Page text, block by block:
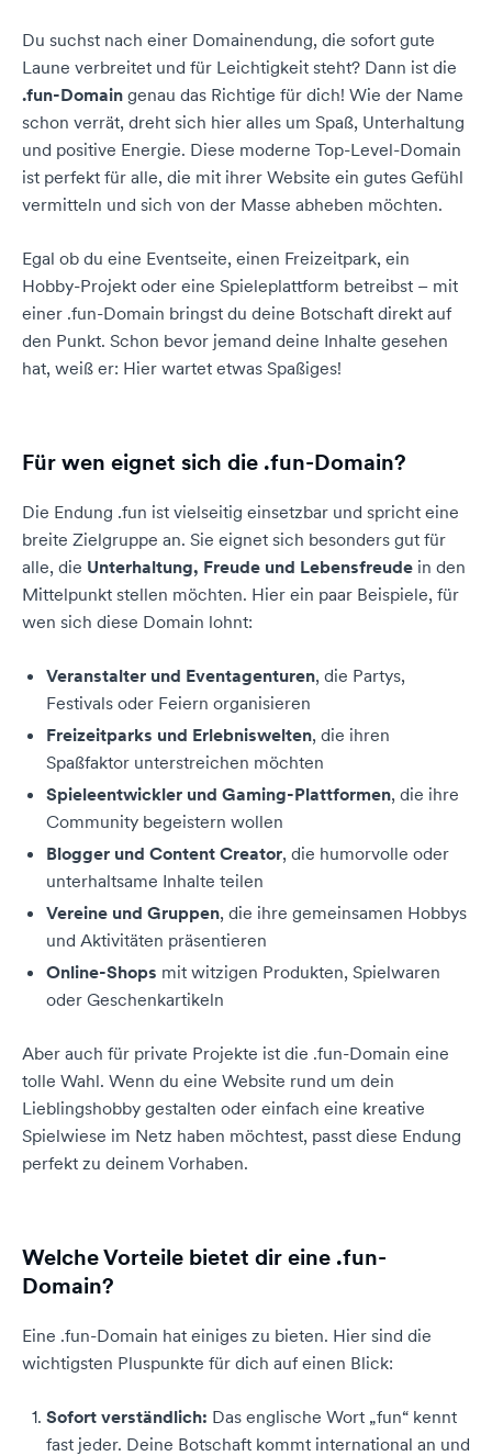
Du suchst nach einer Domainendung, die sofort gute
Laune verbreitet und für Leichtigkeit steht? Dann ist die
.fun-Domain genau das Richtige für dich! Wie der Name
schon verrät, dreht sich hier alles um Spaß, Unterhaltung
und positive Energie. Diese moderne Top-Level-Domain
ist perfekt für alle, die mit ihrer Website ein gutes Gefühl
vermitteln und sich von der Masse abheben möchten.
Egal ob du eine Eventseite, einen Freizeitpark, ein
Hobby-Projekt oder eine Spieleplattform betreibst – mit
einer .fun-Domain bringst du deine Botschaft direkt auf
den Punkt. Schon bevor jemand deine Inhalte gesehen
hat, weiß er: Hier wartet etwas Spaßiges!
Für wen eignet sich die .fun-Domain?
Die Endung .fun ist vielseitig einsetzbar und spricht eine
breite Zielgruppe an. Sie eignet sich besonders gut für
alle, die Unterhaltung, Freude und Lebensfreude in den
Mittelpunkt stellen möchten. Hier ein paar Beispiele, für
wen sich diese Domain lohnt:
Veranstalter und Eventagenturen, die Partys,
Festivals oder Feiern organisieren
Freizeitparks und Erlebniswelten, die ihren
Spaßfaktor unterstreichen möchten
Spieleentwickler und Gaming-Plattformen, die ihre
Community begeistern wollen
Blogger und Content Creator, die humorvolle oder
unterhaltsame Inhalte teilen
Vereine und Gruppen, die ihre gemeinsamen Hobbys
und Aktivitäten präsentieren
Online-Shops mit witzigen Produkten, Spielwaren
oder Geschenkartikeln
Aber auch für private Projekte ist die .fun-Domain eine
tolle Wahl. Wenn du eine Website rund um dein
Lieblingshobby gestalten oder einfach eine kreative
Spielwiese im Netz haben möchtest, passt diese Endung
perfekt zu deinem Vorhaben.
Welche Vorteile bietet dir eine .fun-
Domain?
Eine .fun-Domain hat einiges zu bieten. Hier sind die
wichtigsten Pluspunkte für dich auf einen Blick:
Sofort verständlich: Das englische Wort „fun“ kennt
fast jeder. Deine Botschaft kommt international an und